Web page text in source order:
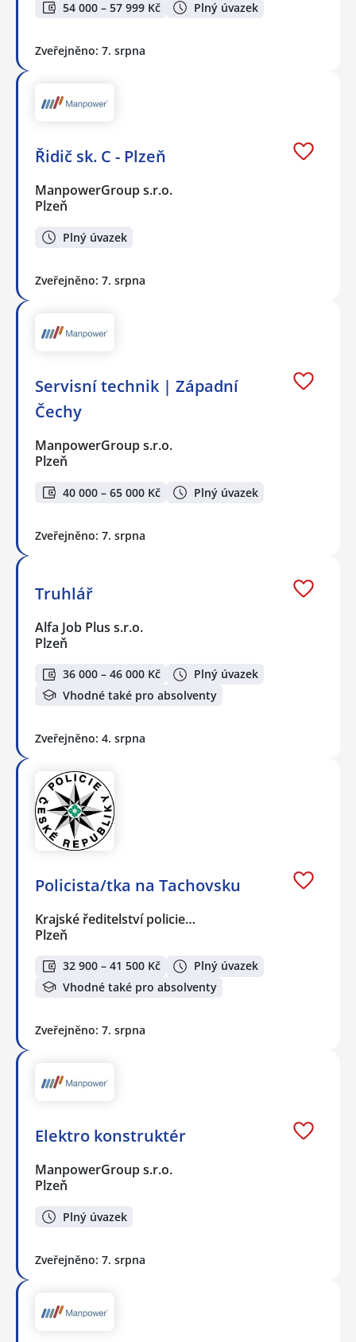
54 000 – 57 999 Kč Plný úvazek
Zveřejněno: 7. srpna
Řidič sk. C - Plzeň
ManpowerGroup s.r.o.
Plzeň
Plný úvazek
Zveřejněno: 7. srpna
Servisní technik | Západní
Čechy
ManpowerGroup s.r.o.
Plzeň
40 000 – 65 000 Kč Plný úvazek
Zveřejněno: 7. srpna
Truhlář
Alfa Job Plus s.r.o.
Plzeň
36 000 – 46 000 Kč
Plný úvazek
Vhodné také pro absolventy
Zveřejněno: 4. srpna
Policista/tka na Tachovsku
Krajské ředitelství policie…
Plzeň
32 900 – 41 500 Kč
Plný úvazek
Vhodné také pro absolventy
Zveřejněno: 7. srpna
Elektro konstruktér
ManpowerGroup s.r.o.
Plzeň
Plný úvazek
Zveřejněno: 7. srpna